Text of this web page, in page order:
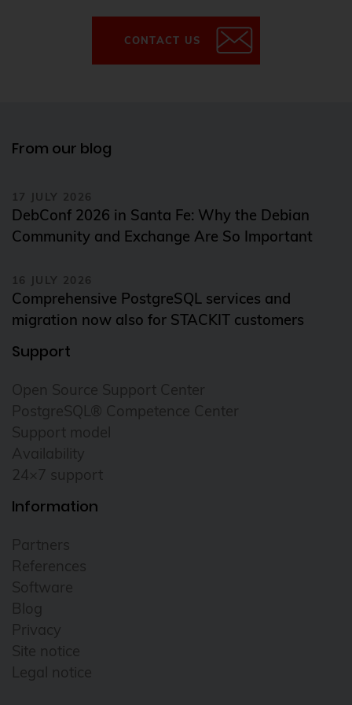
Data recovery
Data Tiering
Debian
debian 13
debian release
DevOps
Docker
Elephant Shed
ESX
esxi
evaluation
Event
Events
FDW
Foreman
free software
FreeBSD
freeipa
FrOSCon
CONTACT US
From our blog
17 JULY 2026
DebConf 2026 in Santa Fe: Why the Debian
Community and Exchange Are So Important
16 JULY 2026
Comprehensive PostgreSQL services and
migration now also for STACKIT customers
Support
Open Source Support Center
PostgreSQL® Competence Center
Support model
Availability
24×7 support
Information
Partners
References
Software
Blog
Privacy
Site notice
Legal notice